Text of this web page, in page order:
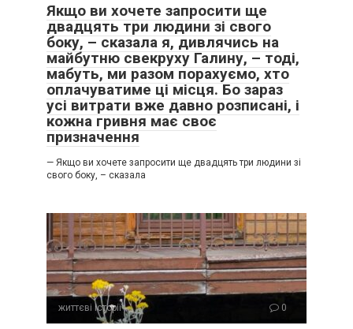
Якщо ви хочете запросити ще
двадцять три людини зі свого
боку, – сказала я, дивлячись на
майбутню свекруху Галину, – тоді,
мабуть, ми разом порахуємо, хто
оплачуватиме ці місця. Бо зараз
усі витрати вже давно розписані, і
кожна гривня має своє
призначення
— Якщо ви хочете запросити ще двадцять три людини зі
свого боку, – сказала
життєві історії 0